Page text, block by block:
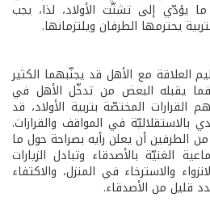
يؤدّي إلى تشتّت الأولاد، لذا، يجب
يحترمها الطرفان ويلتزمانها.
العلاقة مع الأهل قد يجنّبهما الكثير
يقبله البعض من تدخّل الأهل في
المختصّة بتربية الأولاد، قد
بالاستقلاليّة في المواقف والقرارات.
أن يعلن رأيه بصراحة حول ما
الغنيّة بالأصدقاء وتبادل الزيارات
والاسترخاء في المنزل، والاكتفاء
قليل من الأصدقاء.